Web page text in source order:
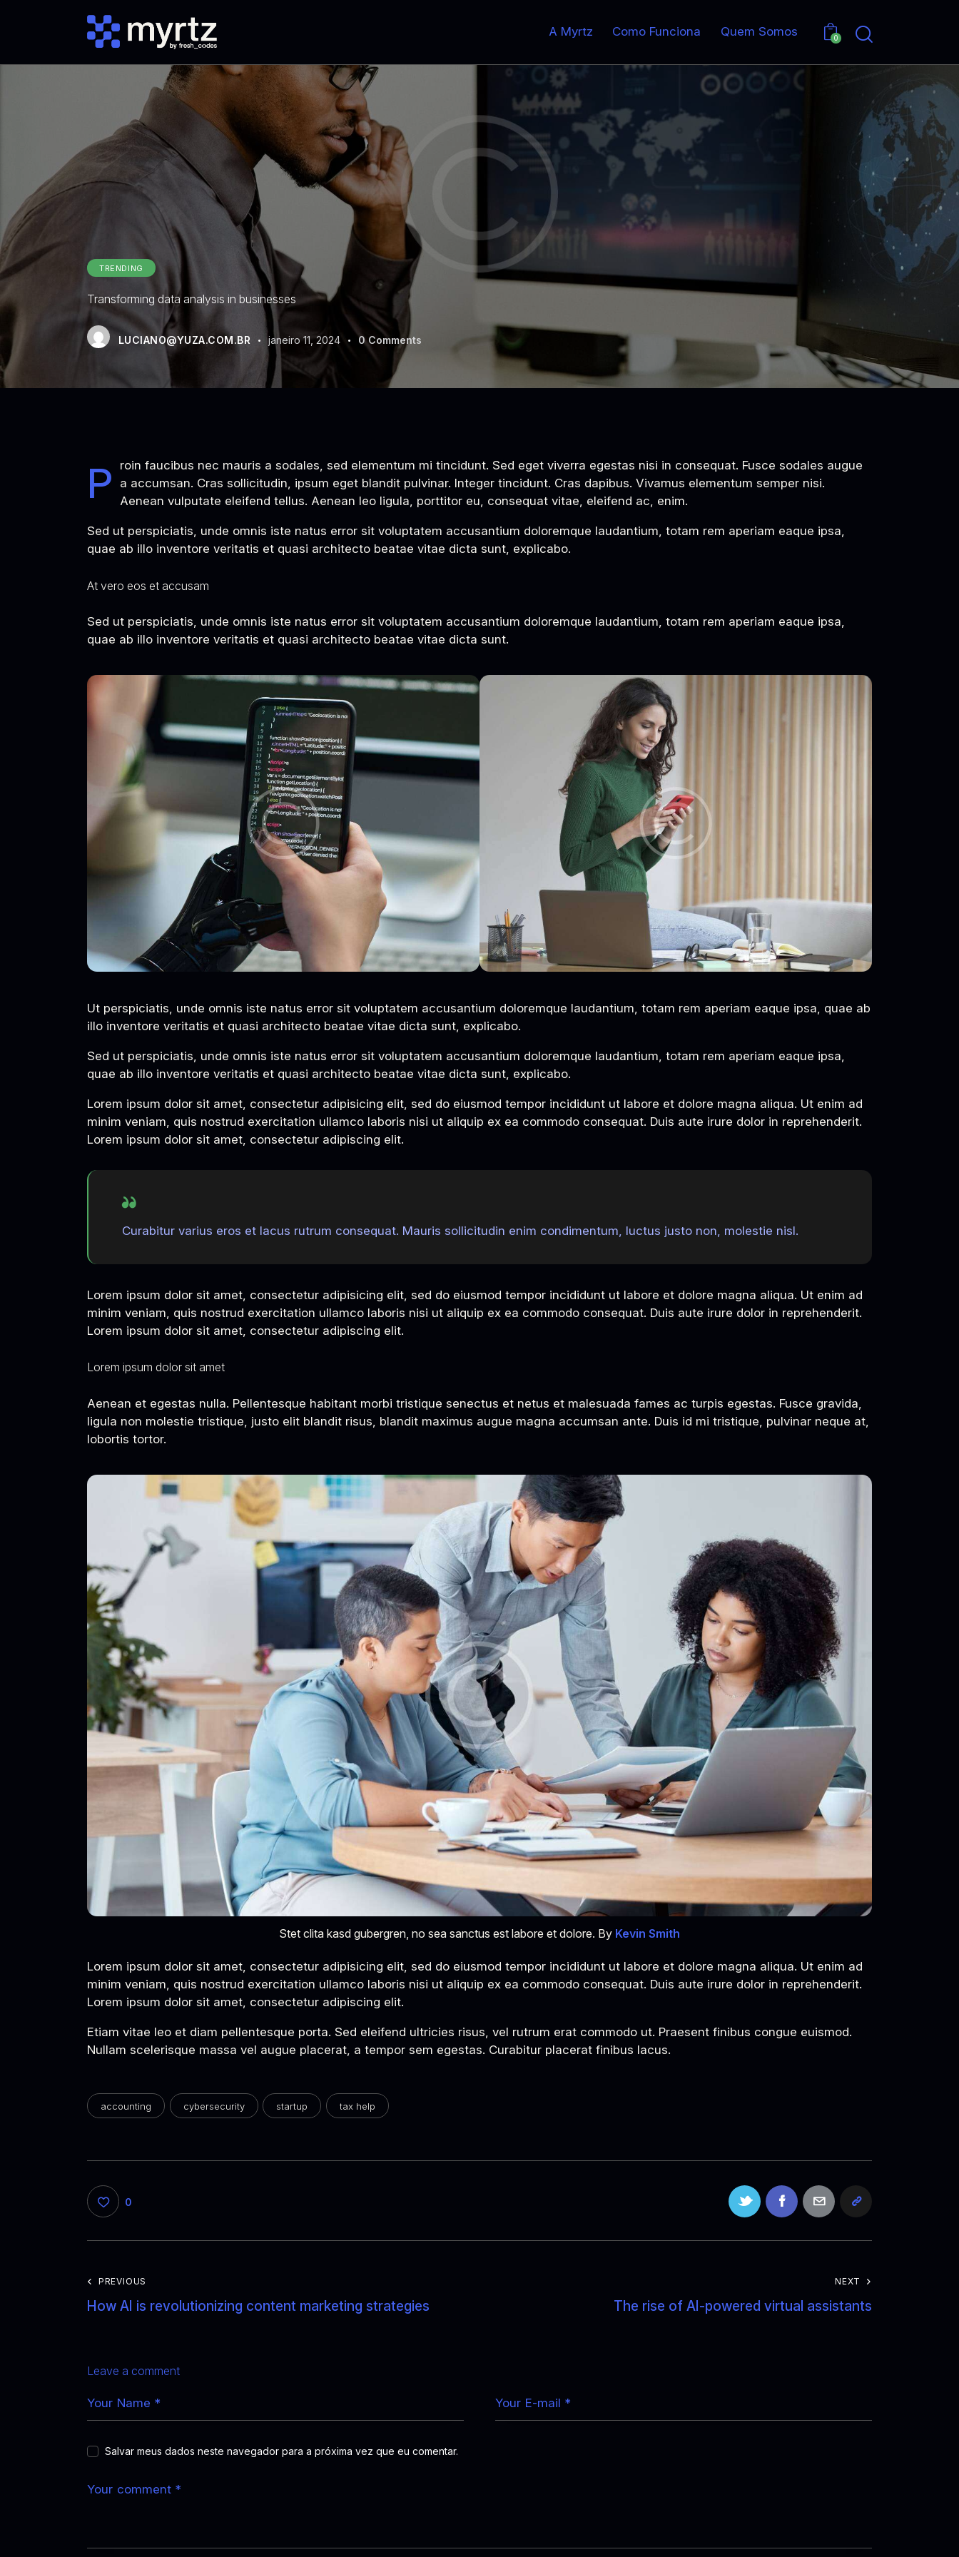
A Myrtz Como Funciona Quem Somos 0
TRENDING
Transforming data analysis in businesses
LUCIANO@YUZA.COM.BR janeiro 11, 2024 0 Comments
Proin faucibus nec mauris a sodales, sed elementum mi tincidunt. Sed eget viverra egestas nisi in consequat. Fusce sodales augue
a accumsan. Cras sollicitudin, ipsum eget blandit pulvinar. Integer tincidunt. Cras dapibus. Vivamus elementum semper nisi.
Aenean vulputate eleifend tellus. Aenean leo ligula, porttitor eu, consequat vitae, eleifend ac, enim.
Sed ut perspiciatis, unde omnis iste natus error sit voluptatem accusantium doloremque laudantium, totam rem aperiam eaque ipsa,
quae ab illo inventore veritatis et quasi architecto beatae vitae dicta sunt, explicabo.
At vero eos et accusam
Sed ut perspiciatis, unde omnis iste natus error sit voluptatem accusantium doloremque laudantium, totam rem aperiam eaque ipsa,
quae ab illo inventore veritatis et quasi architecto beatae vitae dicta sunt.
Ut perspiciatis, unde omnis iste natus error sit voluptatem accusantium doloremque laudantium, totam rem aperiam eaque ipsa, quae ab
illo inventore veritatis et quasi architecto beatae vitae dicta sunt, explicabo.
Sed ut perspiciatis, unde omnis iste natus error sit voluptatem accusantium doloremque laudantium, totam rem aperiam eaque ipsa,
quae ab illo inventore veritatis et quasi architecto beatae vitae dicta sunt, explicabo.
Lorem ipsum dolor sit amet, consectetur adipisicing elit, sed do eiusmod tempor incididunt ut labore et dolore magna aliqua. Ut enim ad
minim veniam, quis nostrud exercitation ullamco laboris nisi ut aliquip ex ea commodo consequat. Duis aute irure dolor in reprehenderit.
Lorem ipsum dolor sit amet, consectetur adipiscing elit.
Curabitur varius eros et lacus rutrum consequat. Mauris sollicitudin enim condimentum, luctus justo non, molestie nisl.
Lorem ipsum dolor sit amet, consectetur adipisicing elit, sed do eiusmod tempor incididunt ut labore et dolore magna aliqua. Ut enim ad
minim veniam, quis nostrud exercitation ullamco laboris nisi ut aliquip ex ea commodo consequat. Duis aute irure dolor in reprehenderit.
Lorem ipsum dolor sit amet, consectetur adipiscing elit.
Lorem ipsum dolor sit amet
Aenean et egestas nulla. Pellentesque habitant morbi tristique senectus et netus et malesuada fames ac turpis egestas. Fusce gravida,
ligula non molestie tristique, justo elit blandit risus, blandit maximus augue magna accumsan ante. Duis id mi tristique, pulvinar neque at,
lobortis tortor.
Stet clita kasd gubergren, no sea sanctus est labore et dolore. By Kevin Smith
Lorem ipsum dolor sit amet, consectetur adipisicing elit, sed do eiusmod tempor incididunt ut labore et dolore magna aliqua. Ut enim ad
minim veniam, quis nostrud exercitation ullamco laboris nisi ut aliquip ex ea commodo consequat. Duis aute irure dolor in reprehenderit.
Lorem ipsum dolor sit amet, consectetur adipiscing elit.
Etiam vitae leo et diam pellentesque porta. Sed eleifend ultricies risus, vel rutrum erat commodo ut. Praesent finibus congue euismod.
Nullam scelerisque massa vel augue placerat, a tempor sem egestas. Curabitur placerat finibus lacus.
accounting cybersecurity startup tax help
0
PREVIOUS
How AI is revolutionizing content marketing strategies
NEXT
The rise of AI-powered virtual assistants
Leave a comment
Salvar meus dados neste navegador para a próxima vez que eu comentar.